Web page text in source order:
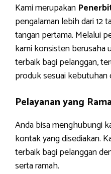
Kami merupakan
pengalaman lebih dari 12
tangan pertama. Melalui
kami konsisten berusaha
terbaik bagi pelanggan,
produk sesuai kebutuhan
Pelayanan yang
Anda bisa menghubungi
kontak yang disediakan.
terbaik bagi pelanggan
serta ramah.